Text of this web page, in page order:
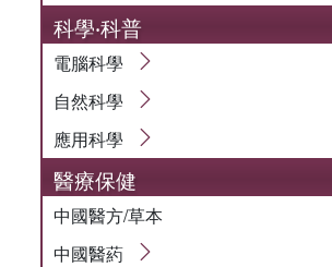
科學‧科普
電腦科學
自然科學
應用科學
醫療保健
中國醫方/草本
中國醫葯